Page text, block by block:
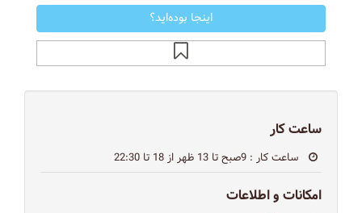
اینجا بوده‌اید؟
ساعت کار
ساعت کار : 9صبح تا 13 ظهر از 18 تا 22:30
امکانات و اطلاعات